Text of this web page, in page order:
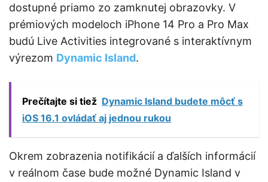
dostupné priamo zo zamknutej obrazovky. V
prémiových modeloch iPhone 14 Pro a Pro Max
budú Live Activities integrované s interaktívnym
výrezom Dynamic Island.
Prečítajte si tiež Dynamic Island budete môcť s
iOS 16.1 ovládať aj jednou rukou
Okrem zobrazenia notifikácií a ďalších informácií
v reálnom čase bude možné Dynamic Island v